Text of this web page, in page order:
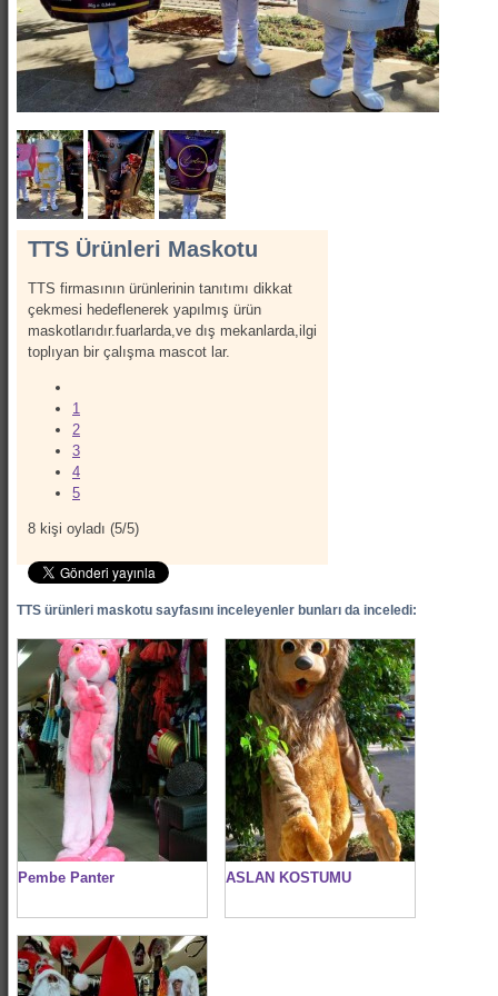
Show Kostümleri
Canlı Heykel Kostümleri
Kanatlar
İletişim
Hakkımızda
TTS Ürünleri Maskotu
TTS firmasının ürünlerinin tanıtımı dikkat
çekmesi hedeflenerek yapılmış ürün
maskotlarıdır.fuarlarda,ve dış mekanlarda,ilgi
toplıyan bir çalışma mascot lar.
1
2
3
4
5
8 kişi oyladı (5/5)
TTS ürünleri maskotu sayfasını inceleyenler bunları da inceledi:
Pembe Panter ASLAN KOSTUMU